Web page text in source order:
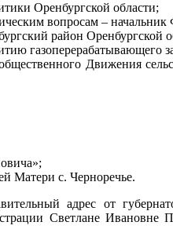
Оренбургской области;
вопросам – начальник
район Оренбургской
газоперерабатывающего
Движения
Матери с. Черноречье.
адрес от
Светлане